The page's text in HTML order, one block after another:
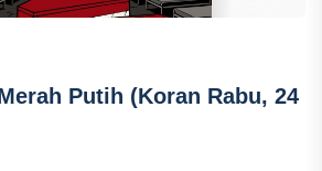
Putih (Koran Rabu, 24